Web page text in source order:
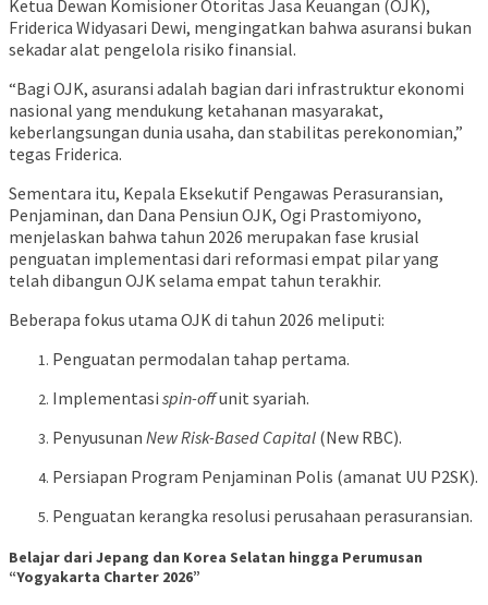
Ketua Dewan Komisioner Otoritas Jasa Keuangan (OJK),
Friderica Widyasari Dewi, mengingatkan bahwa asuransi bukan
sekadar alat pengelola risiko finansial.
“Bagi OJK, asuransi adalah bagian dari infrastruktur ekonomi
nasional yang mendukung ketahanan masyarakat,
keberlangsungan dunia usaha, dan stabilitas perekonomian,”
tegas Friderica.
Sementara itu, Kepala Eksekutif Pengawas Perasuransian,
Penjaminan, dan Dana Pensiun OJK, Ogi Prastomiyono,
menjelaskan bahwa tahun 2026 merupakan fase krusial
penguatan implementasi dari reformasi empat pilar yang
telah dibangun OJK selama empat tahun terakhir.
Beberapa fokus utama OJK di tahun 2026 meliputi:
Penguatan permodalan tahap pertama.
Implementasi spin-offunit syariah.
Penyusunan New Risk-Based Capital (New RBC).
Persiapan Program Penjaminan Polis (amanat UU P2SK).
Penguatan kerangka resolusi perusahaan perasuransian.
Belajar dari Jepang dan Korea Selatan hingga Perumusan
“Yogyakarta Charter 2026”